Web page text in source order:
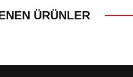
ÜRÜNLER